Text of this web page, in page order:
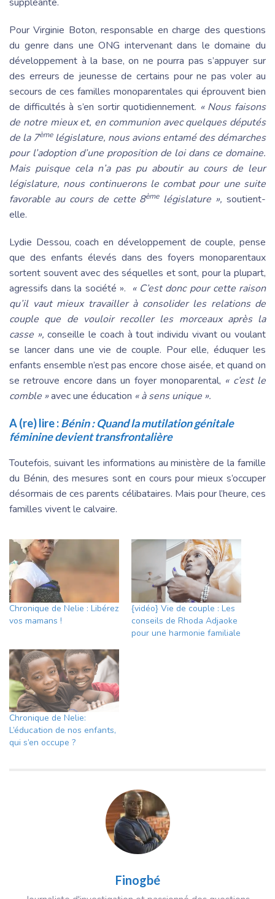
suppléante.
Pour Virginie Boton, responsable en charge des questions
du genre dans une ONG intervenant dans le domaine du
développement à la base, on ne pourra pas s’appuyer sur
des erreurs de jeunesse de certains pour ne pas voler au
secours de ces familles monoparentales qui éprouvent bien
de difficultés à s’en sortir quotidiennement. « Nous faisons
de notre mieux et, en communion avec quelques députés
de la 7èmelégislature, nous avions entamé des démarches
pour l’adoption d’une proposition de loi dans ce domaine.
Mais puisque cela n’a pas pu aboutir au cours de leur
législature, nous continuerons le combat pour une suite
favorable au cours de cette 8èmelégislature », soutient-
elle.
Lydie Dessou, coach en développement de couple, pense
que des enfants élevés dans des foyers monoparentaux
sortent souvent avec des séquelles et sont, pour la plupart,
agressifs dans la société ». « C’est donc pour cette raison
qu’il vaut mieux travailler à consolider les relations de
couple que de vouloir recoller les morceaux après la
casse »,conseille le coach à tout individu vivant ou voulant
se lancer dans une vie de couple. Pour elle, éduquer les
enfants ensemble n’est pas encore chose aisée, et quand on
se retrouve encore dans un foyer monoparental, « c’est le
comble »avec une éducation « à sens unique ».
A (re) lire :Bénin : Quand la mutilation génitale
féminine devient transfrontalière
Toutefois, suivant les informations au ministère de la famille
du Bénin, des mesures sont en cours pour mieux s’occuper
désormais de ces parents célibataires. Mais pour l’heure, ces
familles vivent le calvaire.
Chronique de Nelie : Libérez
vos mamans !
{vidéo} Vie de couple : Les
conseils de Rhoda Adjaoke
pour une harmonie familiale
Chronique de Nelie:
L’éducation de nos enfants,
qui s’en occupe ?
Finogbé